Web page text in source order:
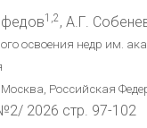
1,2, А.Г.
освоения недр им.
Российская
2026 стр. 97-102